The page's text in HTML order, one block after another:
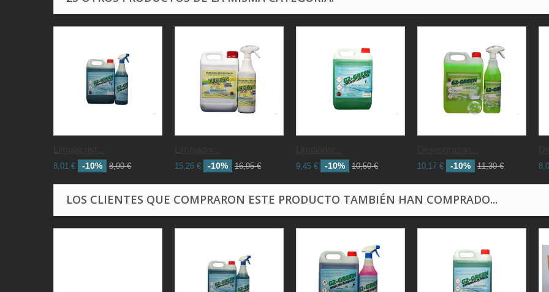
8,01 € -10% 8,90 € 15,26 € -10% 16,95 € 9,45 € -10% 10,50 € 10,17 € -10% 11,30 €
LOS CLIENTES QUE COMPRARON ESTE PRODUCTO TAMBIÉN HAN COMPRADO...